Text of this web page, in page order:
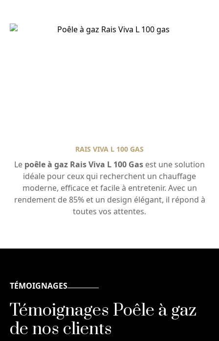
RAIS VIVA L 100 GAS
Le poêle à gaz Rais Viva L 100 Gas est une solution
idéale pour ceux qui recherchent un chauffage
moderne, efficace et facile à entretenir. Avec un
rendement de 85% et un design élégant, il répond à
toutes vos attentes.
TÉMOIGNAGES
Témoignages Poêle à gaz
de nos clients